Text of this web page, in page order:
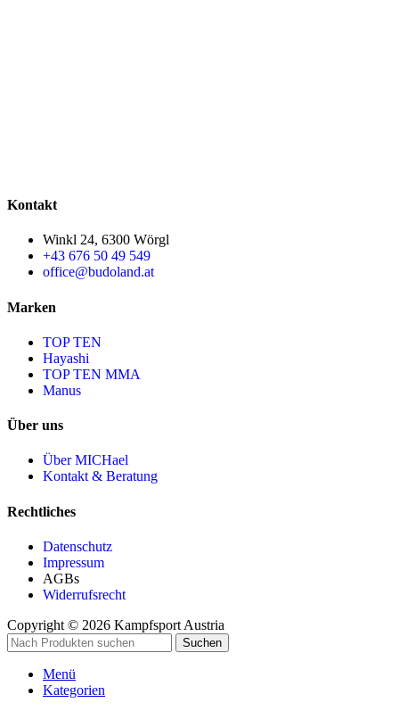
Kontakt
Winkl 24, 6300 Wörgl
+43 676 50 49 549
office@budoland.at
Marken
TOP TEN
Hayashi
TOP TEN MMA
Manus
Über uns
Über MICHael
Kontakt & Beratung
Rechtliches
Datenschutz
Impressum
AGBs
Widerrufsrecht
Copyright © 2026 Kampfsport Austria
Suchen
Menü
Kategorien